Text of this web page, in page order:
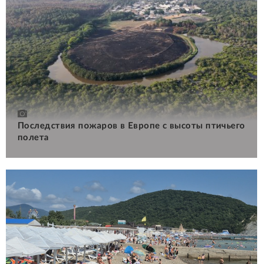
Последствия пожаров в Европе с высоты птичьего
полета